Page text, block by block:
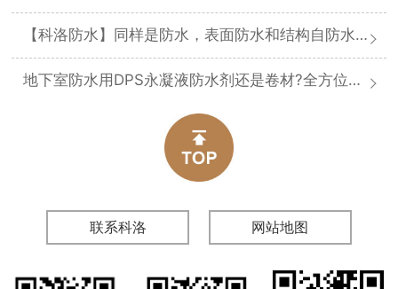
【科洛防水】同样是防水，表面防水和结构自防水差在哪
地下室防水用DPS永凝液防水剂还是卷材?全方位对比分析
联系科洛 网站地图